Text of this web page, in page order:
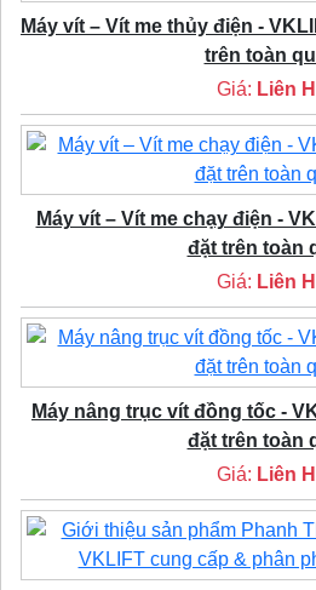
Máy vít – Vít me thủy điện -
trên toàn
Giá: Liên
Máy vít – Vít me chạy điện -
đặt trên toàn
Giá: Liên
Máy nâng trục vít đồng tốc -
đặt trên toàn
Giá: Liên